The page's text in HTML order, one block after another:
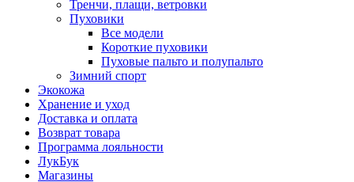
Тренчи, плащи, ветровки
Пуховики
Все модели
Короткие пуховики
Пуховые пальто и полупальто
Зимний спорт
Экокожа
Хранение и уход
Доставка и оплата
Возврат товара
Программа лояльности
ЛукБук
Магазины